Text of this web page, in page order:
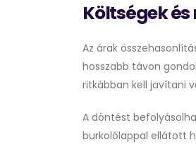
Költségek
Az árak
hosszabb távon
ritkábban kell javítani
A döntést
burkolólappal ellátott